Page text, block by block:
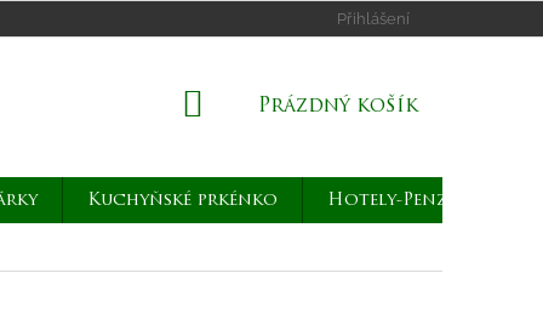
Přihlášení
NÁKUPNÍ
Prázdný košík
Kuchyňské prkénko Hotely-Penziony